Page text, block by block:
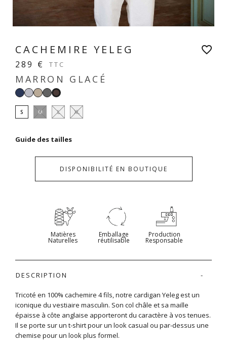
CACHEMIRE YELEG
289 € TTC
MARRON GLACÉ
Navy
Gris
perle
Beige
sable
Gris
anthracite
Marron
glacé
S M L XL
Guide des tailles
DISPONIBILITÉ EN BOUTIQUE
favorite_border
Matières
Naturelles
Emballage
réutilisable
Production
Responsable
DESCRIPTION
Tricoté en 100% cachemire 4 fils, notre cardigan Yeleg est un
iconique du vestiaire masculin. Son col châle et sa maille
épaisse à côte anglaise apporteront du caractère à vos tenues.
Il se porte sur un t-shirt pour un look casual ou par-dessus une
chemise pour un look plus formel.